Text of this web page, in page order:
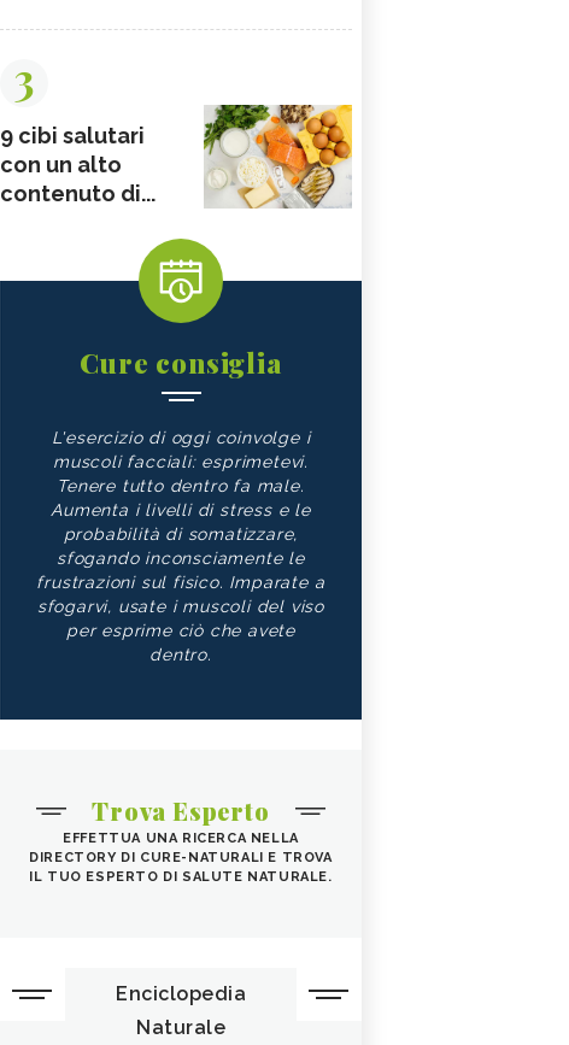
3
9 cibi salutari
con un alto
contenuto di...
Cure consiglia
L'esercizio di oggi coinvolge i
muscoli facciali: esprimetevi.
Tenere tutto dentro fa male.
Aumenta i livelli di stress e le
probabilità di somatizzare,
sfogando inconsciamente le
frustrazioni sul fisico. Imparate a
sfogarvi, usate i muscoli del viso
per esprime ciò che avete
dentro.
Trova Esperto
EFFETTUA UNA RICERCA NELLA
DIRECTORY DI CURE-NATURALI E TROVA
IL TUO ESPERTO DI SALUTE NATURALE.
Enciclopedia
Naturale